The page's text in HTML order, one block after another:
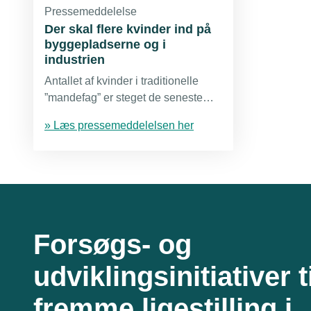
Pressemeddelelse
Der skal flere kvinder ind på
byggepladserne og i
industrien
Antallet af kvinder i traditionelle
”mandefag” er steget de seneste
større talmæssig ligestilling for at
» Læs pressemeddelelsen her
Forsøgs- og
udviklingsinitiativer